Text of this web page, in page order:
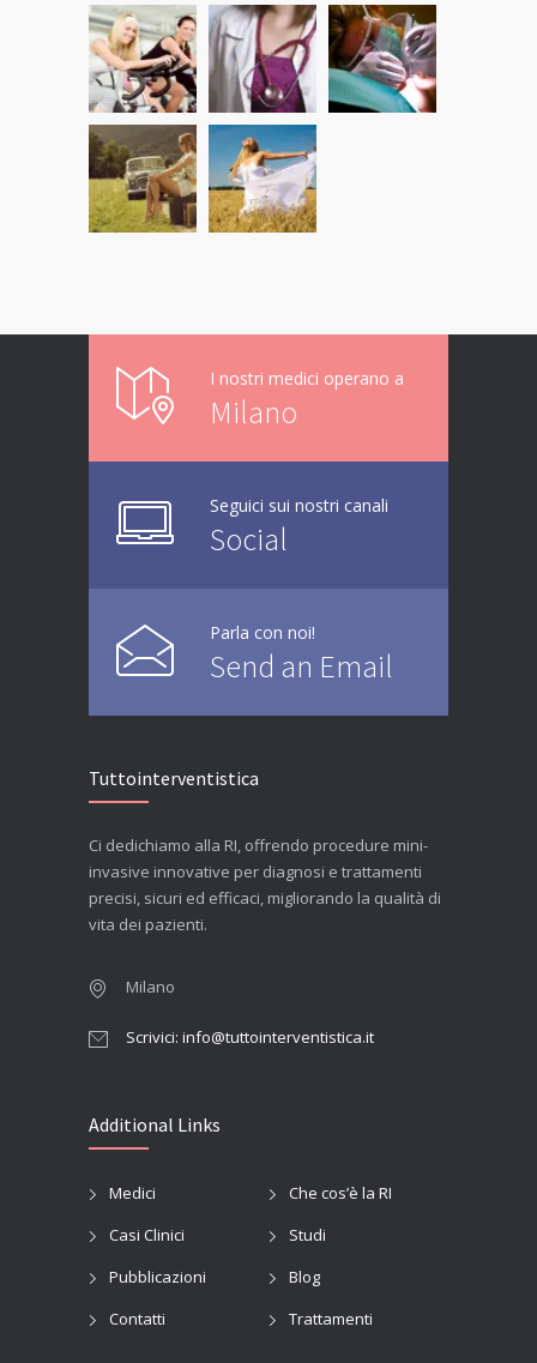
I nostri medici operano a
Milano
Seguici sui nostri canali
Social
Parla con noi!
Send an Email
Tuttointerventistica
Ci dedichiamo alla RI, offrendo procedure mini-
invasive innovative per diagnosi e trattamenti
precisi, sicuri ed efficaci, migliorando la qualità di
vita dei pazienti.
Milano
Scrivici: info@tuttointerventistica.it
Additional Links
Medici
Che cos’è la RI
Casi Clinici
Studi
Pubblicazioni
Blog
Contatti
Trattamenti